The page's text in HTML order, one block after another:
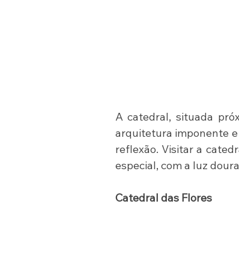
A catedral, situada
arquitetura imponente
reflexão. Visitar a
especial, com a luz
Catedral das Flores